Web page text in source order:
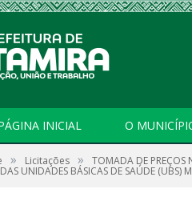
INICIAL O
» Licitações » TOMADA DE PREÇOS
UNIDADES BÁSICAS DE SAÚDE (UBS)